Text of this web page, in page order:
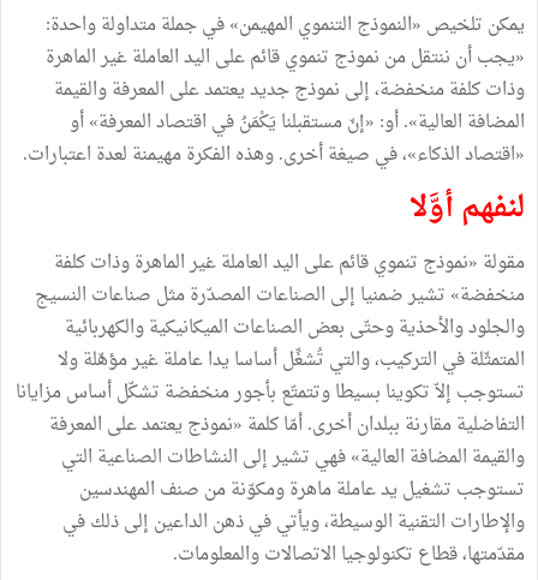
يمكن تلخيص «النموذج التنموي المهيمن» في جملة متداولة واحدة:
«يجب أن ننتقل من نموذج تنموي قائم على اليد العاملة غير الماهرة
وذات كلفة منخفضة، إلى نموذج جديد يعتمد على المعرفة والقيمة
المضافة العالية». أو: «إنّ مستقبلنا يَكْمَنُ في اقتصاد المعرفة» أو
«اقتصاد الذكاء»، في صيغة أخرى. وهذه الفكرة مهيمنة لعدة اعتبارات.
لنفهم أوَّلا
مقولة «نموذج تنموي قائم على اليد العاملة غير الماهرة وذات كلفة
منخفضة» تشير ضمنيا إلى الصناعات المصدّرة مثل صناعات النسيج
والجلود والأحذية وحتّى بعض الصناعات الميكانيكية والكهربائية
المتمثّلة في التركيب، والتي تُشغِّل أساسا يدا عاملة غير مؤهّلة ولا
تستوجب إلاّ تكوينا بسيطا وتتمتّع بأجور منخفضة تشكّل أساس مزايانا
التفاضلية مقارنة ببلدان أخرى. أمّا كلمة «نموذج يعتمد على المعرفة
والقيمة المضافة العالية» فهي تشير إلى النشاطات الصناعية التي
تستوجب تشغيل يد عاملة ماهرة ومكوّنة من صنف المهندسين
والإطارات التقنية الوسيطة، ويأتي في ذهن الداعين إلى ذلك في
مقدّمتها، قطاع تكنولوجيا الاتصالات والمعلومات.